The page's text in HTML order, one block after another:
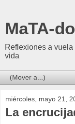
MaTA-
Reflexiones a
vida
miércoles, mayo 21,
La